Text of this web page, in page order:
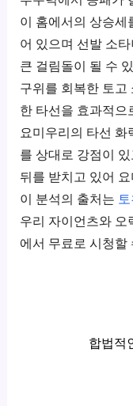
이 홈에서의 상승세
어 있으며 선발 소
큰 걸림돌이 될 수
구위를 회복한 토고
한 타선을 효과적으
요미우리의 타선 화
를 상대로 강점이
뒤를 받치고 있어
이 분석의 출처는
우리 자이언츠와 오
에서 무료로 시청할
합법적